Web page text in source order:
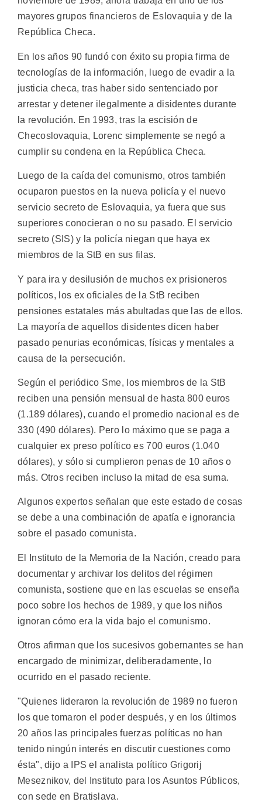
mayores grupos financieros de Eslovaquia y de la
República Checa.
En los años 90 fundó con éxito su propia firma de
tecnologías de la información, luego de evadir a la
justicia checa, tras haber sido sentenciado por
arrestar y detener ilegalmente a disidentes durante
la revolución. En 1993, tras la escisión de
Checoslovaquia, Lorenc simplemente se negó a
cumplir su condena en la República Checa.
Luego de la caída del comunismo, otros también
ocuparon puestos en la nueva policía y el nuevo
servicio secreto de Eslovaquia, ya fuera que sus
superiores conocieran o no su pasado. El servicio
secreto (SIS) y la policía niegan que haya ex
miembros de la StB en sus filas.
Y para ira y desilusión de muchos ex prisioneros
políticos, los ex oficiales de la StB reciben
pensiones estatales más abultadas que las de ellos.
La mayoría de aquellos disidentes dicen haber
pasado penurias económicas, físicas y mentales a
causa de la persecución.
Según el periódico Sme, los miembros de la StB
reciben una pensión mensual de hasta 800 euros
(1.189 dólares), cuando el promedio nacional es de
330 (490 dólares). Pero lo máximo que se paga a
cualquier ex preso político es 700 euros (1.040
dólares), y sólo si cumplieron penas de 10 años o
más. Otros reciben incluso la mitad de esa suma.
Algunos expertos señalan que este estado de cosas
se debe a una combinación de apatía e ignorancia
sobre el pasado comunista.
El Instituto de la Memoria de la Nación, creado para
documentar y archivar los delitos del régimen
comunista, sostiene que en las escuelas se enseña
poco sobre los hechos de 1989, y que los niños
ignoran cómo era la vida bajo el comunismo.
Otros afirman que los sucesivos gobernantes se han
encargado de minimizar, deliberadamente, lo
ocurrido en el pasado reciente.
"Quienes lideraron la revolución de 1989 no fueron
los que tomaron el poder después, y en los últimos
20 años las principales fuerzas políticas no han
tenido ningún interés en discutir cuestiones como
ésta", dijo a IPS el analista político Grigorij
Meseznikov, del Instituto para los Asuntos Públicos,
con sede en Bratislava.